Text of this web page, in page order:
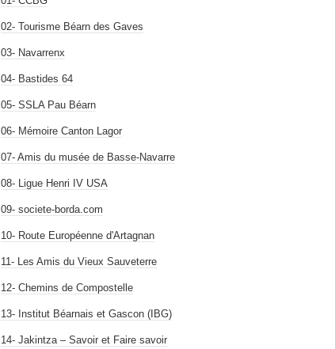
02- Tourisme Béarn des Gaves
03- Navarrenx
04- Bastides 64
05- SSLA Pau Béarn
06- Mémoire Canton Lagor
07- Amis du musée de Basse-Navarre
08- Ligue Henri IV USA
09- societe-borda.com
10- Route Européenne d'Artagnan
11- Les Amis du Vieux Sauveterre
12- Chemins de Compostelle
13- Institut Béarnais et Gascon (IBG)
14- Jakintza – Savoir et Faire savoir